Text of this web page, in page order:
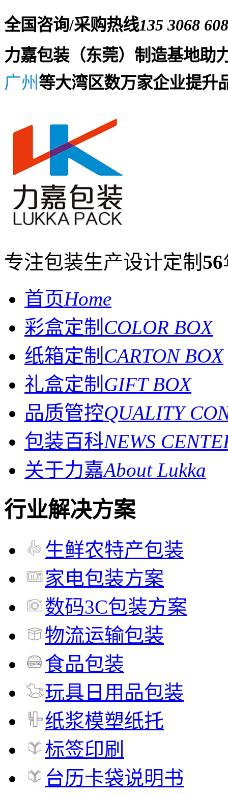
全国咨询/采购热线135 3068
力嘉包装（东莞）制造基地助
广州等大湾区数万家企业提升
专注包装生产设计定制 56
首页Home
彩盒定制 COLOR BOX
纸箱定制 CARTON BOX
礼盒定制 GIFT BOX
品质管控QUALITY
包装百科NEWS
关于力嘉About Lukka
行业解决方案
生鲜农特产包装
家电包装方案
数码3C包装方案
物流运输包装
食品包装
玩具日用品包装
纸浆模塑纸托
标签印刷
台历卡袋说明书